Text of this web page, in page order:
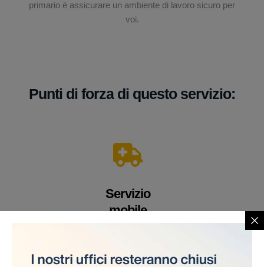
primario è assicurare un ambiente di lavoro sicuro per
voi.
Punti di forza di questo servizio:
Servizio
mobile
nostri servizi direttamente sul cantiere, eliminando la